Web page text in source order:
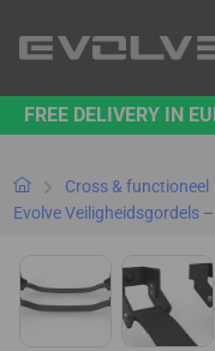
PRODUCTEN
ONS MERK
B2B PLATFORM
FREE DELIVERY IN
Cross & functioneel
Evolve Veiligheidsgordels